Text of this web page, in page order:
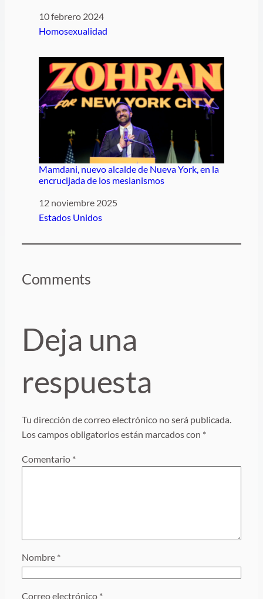
Fecha
10 febrero 2024
Respecto a
Homosexualidad
Mamdani, nuevo alcalde de Nueva York, en la
encrucijada de los mesianismos
Fecha
12 noviembre 2025
Respecto a
Estados Unidos
Comments
Deja una
respuesta
Tu dirección de correo electrónico no será publicada.
Los campos obligatorios están marcados con *
Comentario *
Nombre *
Correo electrónico *